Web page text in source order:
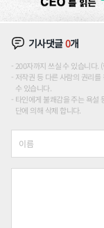
기사댓글0개
200자까지 쓰실 수 있습니다
저작권 등 다른 사람의 권리
수 있습니다.
타인에게 불쾌감을 주는 욕설
단에 의해 삭제 합니다.